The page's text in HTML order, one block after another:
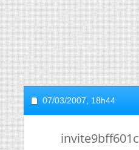
07/03/2007, 18h44
invite9bff601c